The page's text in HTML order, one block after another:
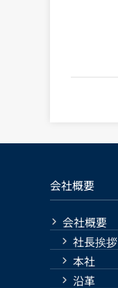
会社概要
会社概要
社長挨拶
本社
沿革